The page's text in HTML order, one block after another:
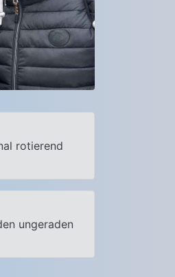
rotierend
ungeraden